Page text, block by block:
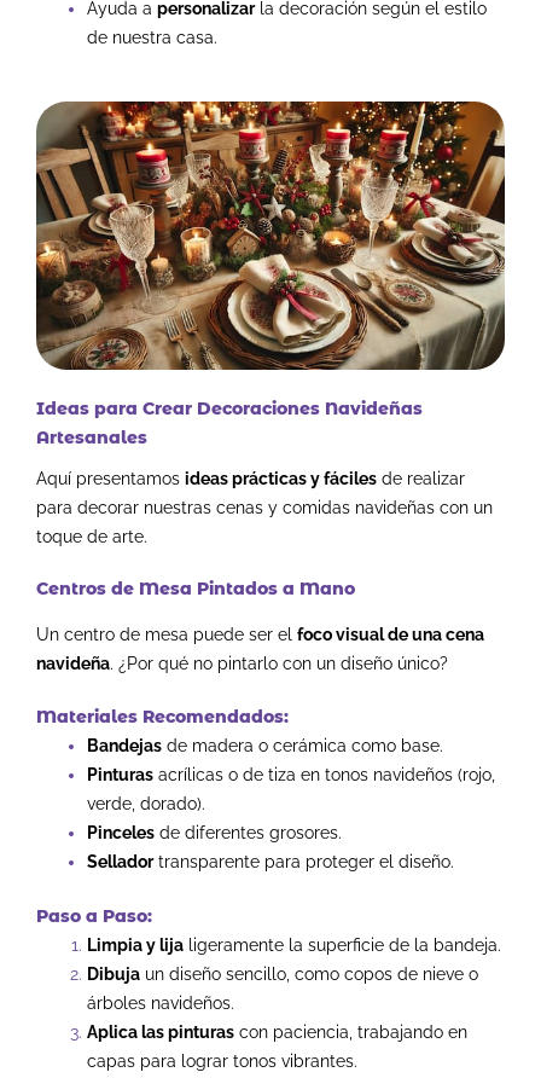
Ayuda a personalizarla decoración según el estilo
de nuestra casa.
Ideas para Crear Decoraciones Navideñas
Artesanales
Aquí presentamos ideas prácticas y fáciles de realizar
para decorar nuestras cenas y comidas navideñas con un
toque de arte.
Centros de Mesa Pintados a Mano
Un centro de mesa puede ser el foco visual de una cena
navideña. ¿Por qué no pintarlo con un diseño único?
Materiales Recomendados:
Bandejas de madera o cerámica como base.
Pinturas acrílicas o de tiza en tonos navideños (rojo,
verde, dorado).
Pinceles de diferentes grosores.
Selladortransparente para proteger el diseño.
Paso a Paso:
Limpia y lija ligeramente la superficie de la bandeja.
Dibuja un diseño sencillo, como copos de nieve o
árboles navideños.
Aplica las pinturas con paciencia, trabajando en
capas para lograr tonos vibrantes.